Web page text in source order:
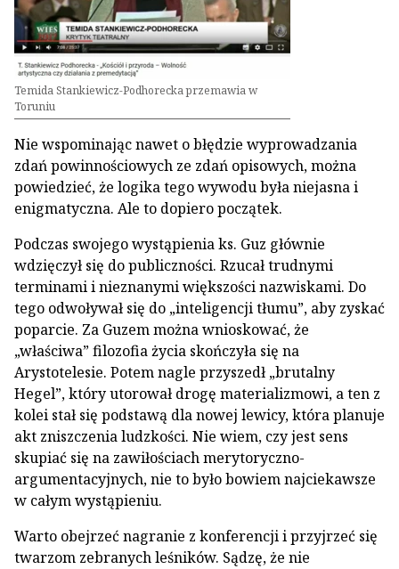
Temida Stankiewicz-Podhorecka przemawia w
Toruniu
Nie wspominając nawet o błędzie wyprowadzania
zdań powinnościowych ze zdań opisowych, można
powiedzieć, że logika tego wywodu była niejasna i
enigmatyczna. Ale to dopiero początek.
Podczas swojego wystąpienia ks. Guz głównie
wdzięczył się do publiczności. Rzucał trudnymi
terminami i nieznanymi większości nazwiskami. Do
tego odwoływał się do „inteligencji tłumu”, aby zyskać
poparcie. Za Guzem można wnioskować, że
„właściwa” filozofia życia skończyła się na
Arystotelesie. Potem nagle przyszedł „brutalny
Hegel”, który utorował drogę materializmowi, a ten z
kolei stał się podstawą dla nowej lewicy, która planuje
akt zniszczenia ludzkości. Nie wiem, czy jest sens
skupiać się na zawiłościach merytoryczno-
argumentacyjnych, nie to było bowiem najciekawsze
w całym wystąpieniu.
Warto obejrzeć nagranie z konferencji i przyjrzeć się
twarzom zebranych leśników. Sądzę, że nie